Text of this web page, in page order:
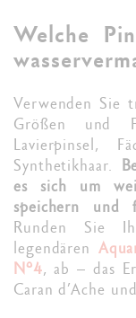
Welche
Verwenden Sie
Größen und
Lavierpinsel,
Synthetikhaar.
es sich um
speichern und
Runden Sie
legendären
N°4, ab – das
Caran d’Ache